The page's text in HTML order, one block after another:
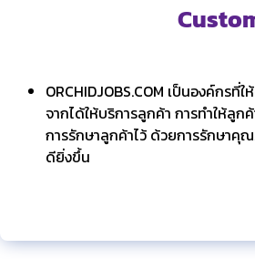
ORCHIDJOBS.COM เป็นองค์กร
จากได้ให้บริการลูกค้า การทำให้ลูกค้
การรักษาลูกค้าไว้ ด้วยการรักษาคุ
ดียิ่งขึ้น